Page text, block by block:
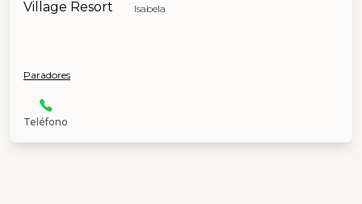
Isabela
Paradores
Teléfono